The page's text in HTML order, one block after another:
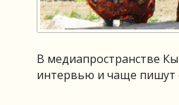
В медиапространстве
интервью и чаще пишут